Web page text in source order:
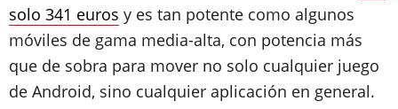
solo 341 euros y es tan potente como algunos
móviles de gama media-alta, con potencia más
que de sobra para mover no solo cualquier juego
de Android, sino cualquier aplicación en general.